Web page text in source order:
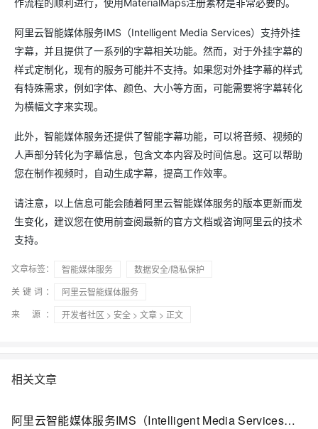
作流程的顺利进行，使用MaterialMaps注册素材是非常必要的。
阿里云智能媒体服务IMS（Intelligent Media Services）支持外挂
字幕，并且提供了一系列的字幕相关功能。然而，对于外挂字幕的
样式定制化，现有的服务可能并不支持。如果您对外挂字幕的样式
有特殊需求，例如字体、颜色、大小等方面，可能需要将字幕转化
为横幅文字来实现。
此外，智能媒体服务还提供了智能字幕功能，可以将音频、视频的
人声部分转化为字幕信息，包含文本内容及时间信息。这可以帮助
您在制作视频时，自动生成字幕，提高工作效率。
请注意，以上信息可能会随着阿里云智能媒体服务的版本更新而发
生变化，建议您在使用前查阅最新的官方文档或咨询阿里云的技术
支持。
文章标签： 智能媒体服务
数据安全/隐私保护
关键词：
阿里云智能媒体服务
来 源：
开发者社区 > 安全 > 文章 > 正文
相关文章
阿里云智能媒体服务IMS（Intelligent Media Services）的视频剪辑Web SDK